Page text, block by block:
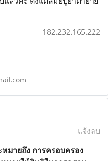
182.232.165.222
แจ้งลบ
มายถึง การครอบครอง